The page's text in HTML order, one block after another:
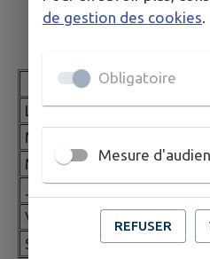
Jour
Ouverture
Lundi
09h30
Mardi
Mercredi -
Vendredi 17h00
Samedi -
de gestion des cookies
Obligatoire
Mesure
REFUSER